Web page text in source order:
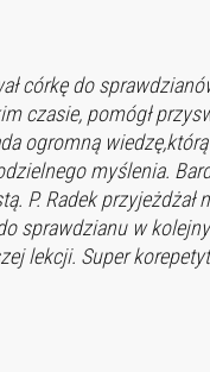
córkę do
czasie, pomógł
ogromną
myślenia.
P. Radek
sprawdzianu w
lekcji. Super